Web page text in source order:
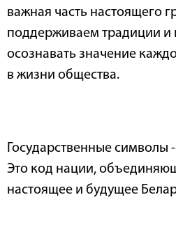
важная часть настоящего
поддерживаем традиции
осознавать значение
в жизни общества.
Государственные символы
Это код нации,
настоящее и будущее